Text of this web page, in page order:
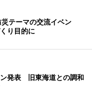
テーマの交流イベン
り目的に
発表 旧東海道との調和